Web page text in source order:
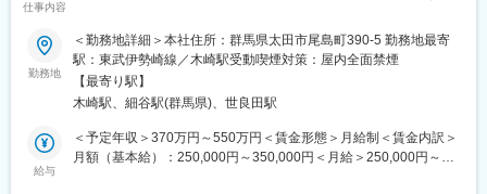
入社時は契約社員としてスタートしますが、1年後に正社員の登用
制度がございます。
■キャリア形成について：
たキャリアアップ支援や資格取得支援（資格取得費用の補助や奨
励金の支給など）や
仕事内容
下記の業務に従事頂きます。
・工程管理、原価管理、品質管理、安全管理（施工計画を立案
し、工期までに安全や予算を守りながら工事を管理）
・工事発注先との折衝、下請業者への工事発注や工事管理
■業務内容詳細：民間の工場・倉庫・オフィスなどの新築や改修が
メインで、公共事業からその他の民間建築物まで幅広く対応して
います。地場を中心としていますので、現場は片道30分～1時間
圏内のところが多いです。宿泊を伴う出張はありません。現場は1
勤務地
＜勤務地詳細＞本社住所：群馬県太田市尾島町390-5 勤務地最寄
駅：東武伊勢崎線／木崎駅受動喫煙対策：屋内全面禁煙
【最寄り駅】
木崎駅、細谷駅(群馬県)、世良田駅
給与
＜予定年収＞370万円～550万円＜賃金形態＞月給制＜賃金内訳＞
月額（基本給）：250,000円～350,000円＜月給＞250,000円～